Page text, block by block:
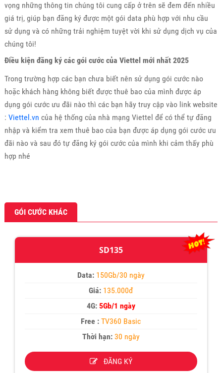
vọng những thông tin chúng tôi cung cấp ở trên sẽ đem đến nhiều
giá trị, giúp bạn đăng ký được một gói data phù hợp với nhu cầu
sử dụng và có những trải nghiệm tuyệt vời khi sử dụng dịch vụ của
chúng tôi!
Điều kiện đăng ký các gói cước của Viettel mới nhất 2025
Trong trường hợp các bạn chưa biết nên sử dụng gói cước nào
hoặc khách hàng không biết được thuê bao của mình được áp
dụng gói cước ưu đãi nào thì các bạn hãy truy cập vào link website
: Viettel.vn của hệ thống của nhà mạng Viettel để có thể tự đăng
nhập và kiểm tra xem thuê bao của bạn được áp dụng gói cước ưu
đãi nào và sau đó tự đăng ký gói cước của mình khi cảm thấy phù
hợp nhé
GÓI CƯỚC KHÁC
SD135
Data: 150Gb/30 ngày
Giá: 135.000đ
4G: 5Gb/1 ngày
Free :TV360 Basic
Thời hạn:30 ngày
ĐĂNG KÝ